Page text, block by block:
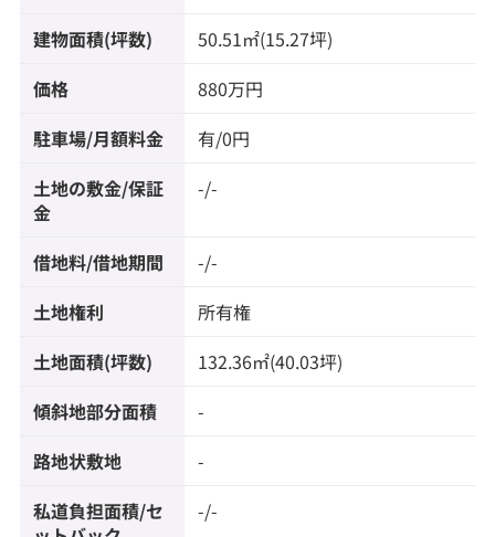
建物面積(坪数) 50.51㎡(15.27坪)
価格 880万円
駐車場/月額料金 有/0円
土地の敷金/保証
金
-/-
借地料/借地期間 -/-
土地権利 所有権
土地面積(坪数) 132.36㎡(40.03坪)
傾斜地部分面積 -
路地状敷地 -
私道負担面積/セ
-/-